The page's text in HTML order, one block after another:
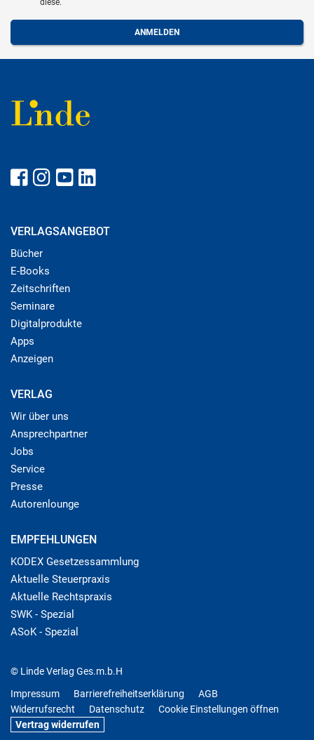
diese.
VERLAGSANGEBOT
Bücher
E-Books
Zeitschriften
Seminare
Digitalprodukte
Apps
Anzeigen
VERLAG
Wir über uns
Ansprechpartner
Jobs
Service
Presse
Autorenlounge
EMPFEHLUNGEN
KODEX Gesetzessammlung
Aktuelle Steuerpraxis
Aktuelle Rechtspraxis
SWK - Spezial
ASoK - Spezial
© Linde Verlag Ges.m.b.H
Impressum
Barrierefreiheitserklärung
AGB
Widerrufsrecht
Datenschutz
Cookie Einstellungen öffnen
Vertrag widerrufen